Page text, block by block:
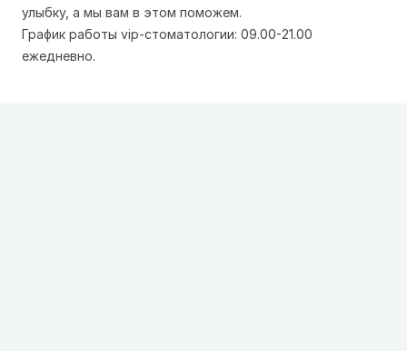
улыбку, а мы вам в этом поможем.
График работы vip-стоматологии: 09.00-21.00
ежедневно.